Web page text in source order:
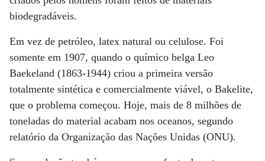
biodegradáveis.
Em vez de petróleo, latex natural ou celulose. Foi
somente em 1907, quando o químico belga Leo
Baekeland (1863-1944) criou a primeira versão
totalmente sintética e comercialmente viável, o Bakelite,
que o problema começou. Hoje, mais de 8 milhões de
toneladas do material acabam nos oceanos, segundo
relatório da Organização das Nações Unidas (ONU).